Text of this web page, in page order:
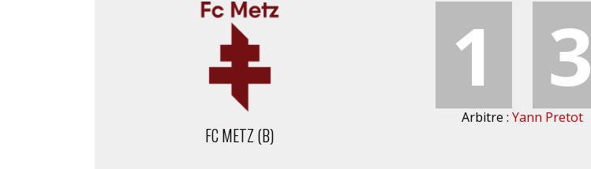
FC METZ (B)
1 3
Arbitre : Yann Pretot